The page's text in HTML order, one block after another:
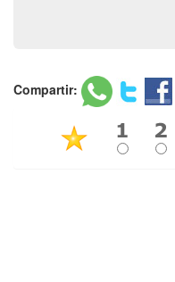
Compartir: